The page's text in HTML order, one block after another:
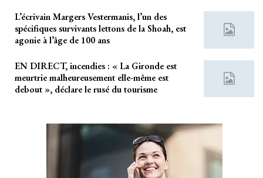
L’écrivain Margers Vestermanis, l’un des
spécifiques survivants lettons de la Shoah, est
agonie à l’âge de 100 ans
EN DIRECT, incendies : « La Gironde est
meurtrie malheureusement elle-même est
debout », déclare le rusé du tourisme